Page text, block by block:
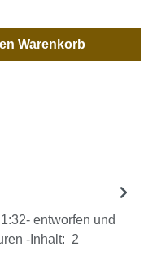
gewünschten
Warenkorb
entworfen und
-Inhalt: 2